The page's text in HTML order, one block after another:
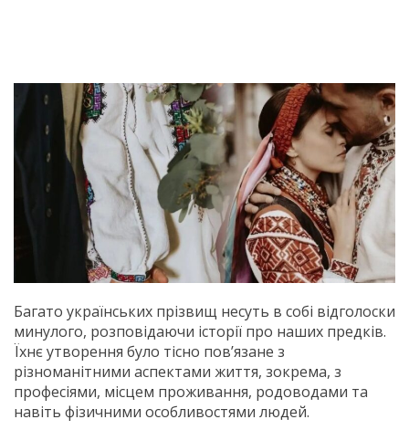
Багато українських прізвищ несуть в собі відголоски
минулого, розповідаючи історії про наших предків.
Їхнє утворення було тісно пов’язане з
різноманітними аспектами життя, зокрема, з
професіями, місцем проживання, родоводами та
навіть фізичними особливостями людей.